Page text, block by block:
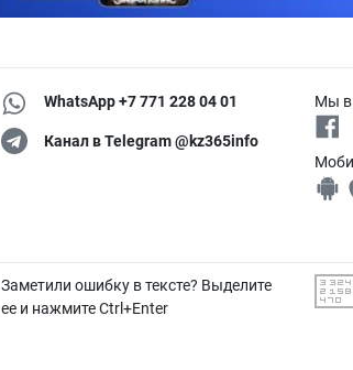
WhatsApp +7 771 228 04 01
Канал в Telegram @kz365info
Мы в
Заметили ошибку в тексте? Выделите
ее и нажмите Ctrl+Enter